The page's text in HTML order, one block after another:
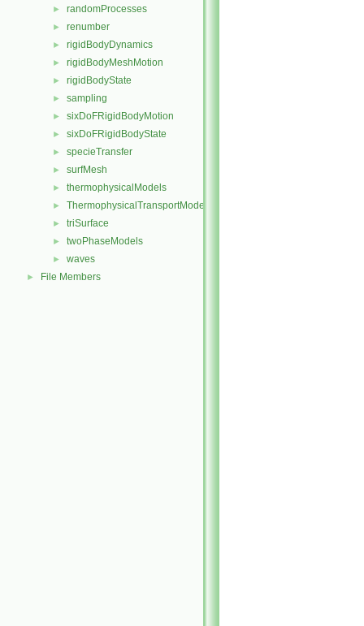
► randomProcesses
► renumber
► rigidBodyDynamics
► rigidBodyMeshMotion
► rigidBodyState
► sampling
► sixDoFRigidBodyMotion
► sixDoFRigidBodyState
► specieTransfer
► surfMesh
► thermophysicalModels
► ThermophysicalTransportModels
► triSurface
► twoPhaseModels
► waves
► File Members